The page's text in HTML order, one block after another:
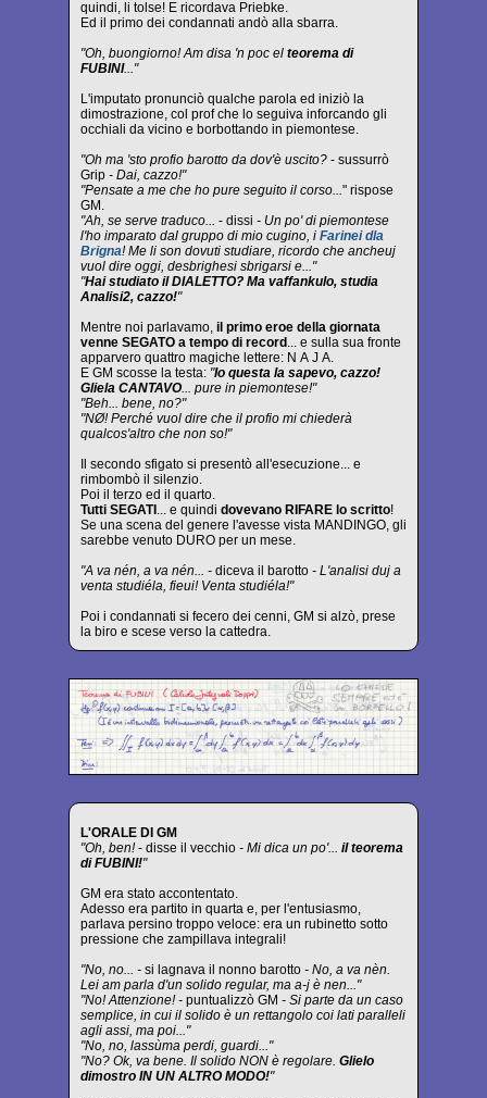
quindi, li tolse! E ricordava Priebke.
Ed il primo dei condannati andò alla sbarra.
"Oh, buongiorno! Am disa 'n poc el teorema di
FUBINI..."
L'imputato pronunciò qualche parola ed iniziò la
dimostrazione, col prof che lo seguiva inforcando gli
occhiali da vicino e borbottando in piemontese.
"Oh ma 'sto profio barotto da dov'è uscito? - sussurrò
Grip - Dai, cazzo!"
"Pensate a me che ho pure seguito il corso..." rispose
GM.
"Ah, se serve traduco... - dissi - Un po' di piemontese
l'ho imparato dal gruppo di mio cugino, i Farinei dla
Brigna! Me li son dovuti studiare, ricordo che ancheuj
vuol dire oggi, desbrighesi sbrigarsi e..."
"Hai studiato il DIALETTO? Ma vaffankulo, studia
Analisi2, cazzo!"
Mentre noi parlavamo, il primo eroe della giornata
venne SEGATO a tempo di record ... e sulla sua fronte
apparvero quattro magiche lettere: N A J A.
E GM scosse la testa: "Io questa la sapevo, cazzo!
Gliela CANTAVO... pure in piemontese!"
"Beh... bene, no?"
"NØ! Perché vuol dire che il profio mi chiederà
qualcos'altro che non so!"
Il secondo sfigato si presentò all'esecuzione... e
rimbombò il silenzio.
Poi il terzo ed il quarto.
Tutti SEGATI ... e quindi dovevano RIFARE lo scritto!
Se una scena del genere l'avesse vista MANDINGO, gli
sarebbe venuto DURO per un mese.
"A va nén, a va nén... - diceva il barotto - L'analisi duj a
venta studiéla, fieui! Venta studiéla!"
Poi i condannati si fecero dei cenni, GM si alzò, prese
la biro e scese verso la cattedra.
L'ORALE DI GM
"Oh, ben!- disse il vecchio - Mi dica un po'... il teorema
di FUBINI!"
GM era stato accontentato.
Adesso era partito in quarta e, per l'entusiasmo,
parlava persino troppo veloce: era un rubinetto sotto
pressione che zampillava integrali!
"No, no... - si lagnava il nonno barotto - No, a va nèn.
Lei am parla d'un solido regular, ma a-j è nen..."
"No! Attenzione! - puntualizzò GM - Si parte da un caso
semplice, in cui il solido è un rettangolo coi lati paralleli
agli assi, ma poi..."
"No, no, lassùma perdi, guardi..."
"No? Ok, va bene. Il solido NON è regolare. Glielo
dimostro IN UN ALTRO MODO!"